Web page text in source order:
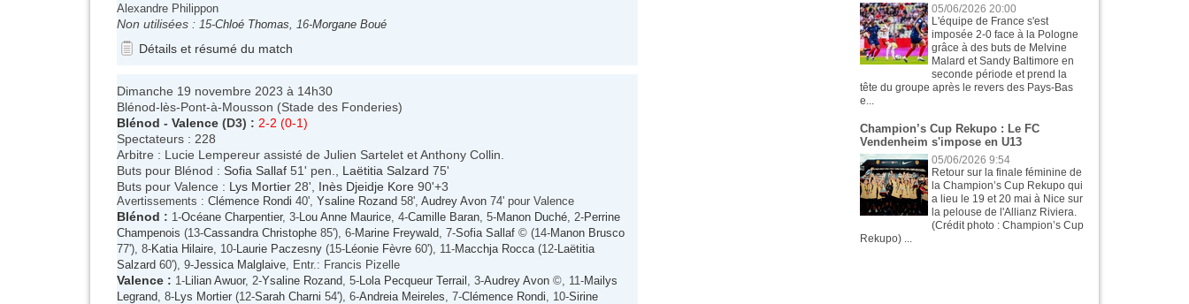
Alexandre Philippon
Non utilisées : 15-Chloé Thomas , 16-Morgane Boué
Détails et résumé du match
Dimanche 19 novembre 2023 à 14h30
Blénod-lès-Pont-à-Mousson (Stade des Fonderies)
Blénod - Valence (D3) : 2-2 (0-1)
Spectateurs : 228
Arbitre : Lucie Lempereur assisté de Julien Sartelet et Anthony Collin.
Buts pour Blénod : Sofia Sallaf 51' pen., Laëtitia Salzard 75'
Buts pour Valence : Lys Mortier 28', Inès Djeidje Kore 90'+3
Avertissements : Clémence Rondi 40', Ysaline Rozand 58', Audrey Avon 74' pour Valence
Blénod : 1-Océane Charpentier, 3- Lou Anne Maurice , 4-Camille Baran , 5-Manon Duché , 2-Perrine
Champenois (13-Cassandra Christophe 85'), 6-Marine Freywald , 7-Sofia Sallaf © (14-Manon Brusco
77'), 8-Katia Hilaire , 10- Laurie Paczesny (15- Léonie Fèvre 60'), 11-Macchja Rocca (12- Laëtitia
Salzard 60'), 9-Jessica Malglaive , Entr.: Francis Pizelle
Valence : 1- Lilian Awuor, 2-Ysaline Rozand , 5- Lola Pecqueur Terrail , 3-Audrey Avon ©, 11-Mailys
Legrand , 8- Lys Mortier (12-Sarah Charni 54'), 6-Andreia Meireles , 7-Clémence Rondi , 10-Sirine
05/06/2026 20:00
L'équipe de France s'est
imposée 2-0 face à la Pologne
grâce à des buts de Melvine
Malard et Sandy Baltimore en
seconde période et prend la
tête du groupe après le revers des Pays-Bas
e...
Champion’s Cup Rekupo : Le FC
Vendenheim s'impose en U13
05/06/2026 9:54
Retour sur la finale féminine de
la Champion’s Cup Rekupo qui
a lieu le 19 et 20 mai à Nice sur
la pelouse de l'Allianz Riviera.
(Crédit photo : Champion’s Cup
Rekupo) ...